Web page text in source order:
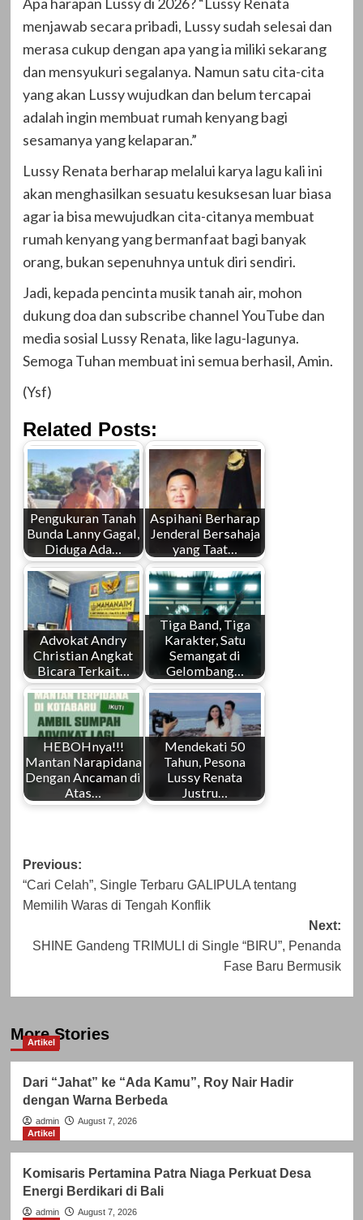
menjawab secara pribadi, Lussy sudah selesai dan
merasa cukup dengan apa yang ia miliki sekarang
dan mensyukuri segalanya. Namun satu cita-cita
yang akan Lussy wujudkan dan belum tercapai
adalah ingin membuat rumah kenyang bagi
sesamanya yang kelaparan.”
Lussy Renata berharap melalui karya lagu kali ini
akan menghasilkan sesuatu kesuksesan luar biasa
agar ia bisa mewujudkan cita-citanya membuat
rumah kenyang yang bermanfaat bagi banyak
orang, bukan sepenuhnya untuk diri sendiri.
Jadi, kepada pencinta musik tanah air, mohon
dukung doa dan subscribe channel YouTube dan
media sosial Lussy Renata, like lagu-lagunya.
Semoga Tuhan membuat ini semua berhasil, Amin.
(Ysf)
Related Posts:
Pengukuran Tanah
Bunda Lanny Gagal,
Diduga Ada…
Aspihani Berharap
Jenderal Bersahaja
yang Taat…
Advokat Andry
Christian Angkat
Bicara Terkait…
Tiga Band, Tiga
Karakter, Satu
Semangat di
Gelombang…
HEBOHnya!!!
Mantan Narapidana
Dengan Ancaman di
Atas…
Mendekati 50
Tahun, Pesona
Lussy Renata
Justru…
Post
navigation
Previous:
“Cari Celah”, Single Terbaru GALIPULA tentang
Memilih Waras di Tengah Konflik
Next:
SHINE Gandeng TRIMULI di Single “BIRU”, Penanda
Fase Baru Bermusik
More Stories
Artikel
Dari “Jahat” ke “Ada Kamu”, Roy Nair Hadir
dengan Warna Berbeda
admin
August 7, 2026
Artikel
Komisaris Pertamina Patra Niaga Perkuat Desa
Energi Berdikari di Bali
admin
August 7, 2026